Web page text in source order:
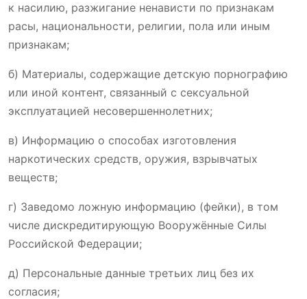
к насилию, разжигание ненависти по признакам
расы, национальности, религии, пола или иным
признакам;
б) Материалы, содержащие детскую порнографию
или иной контент, связанный с сексуальной
эксплуатацией несовершеннолетних;
в) Информацию о способах изготовления
наркотических средств, оружия, взрывчатых
веществ;
г) Заведомо ложную информацию (фейки), в том
числе дискредитирующую Вооружённые Силы
Российской Федерации;
д) Персональные данные третьих лиц без их
согласия;